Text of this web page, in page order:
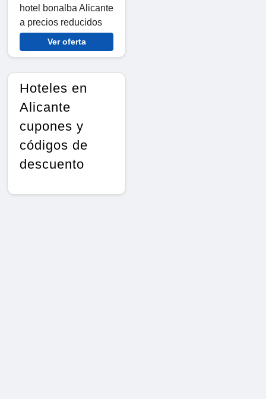
hotel bonalba Alicante
a precios reducidos
Ver oferta
Hoteles en
Alicante
cupones y
códigos de
descuento